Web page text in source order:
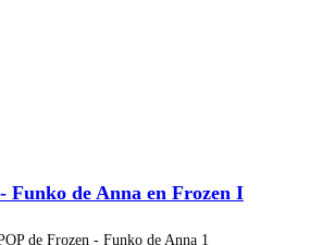
Funko de Anna en Frozen I